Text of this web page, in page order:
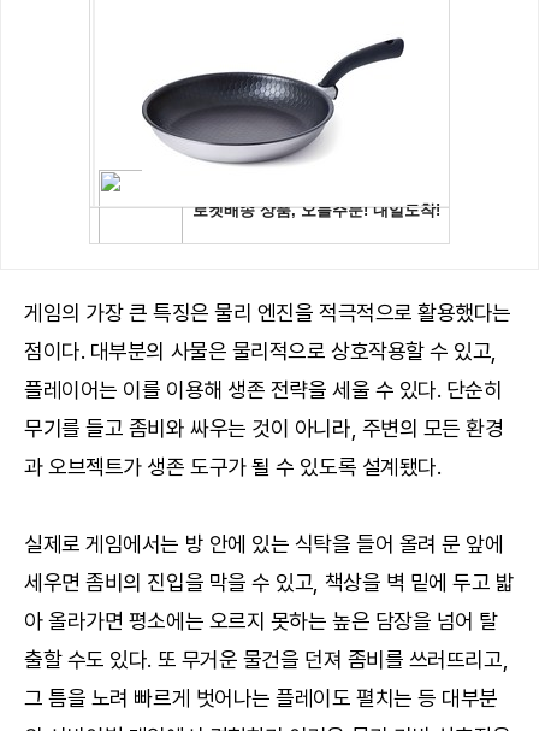
게임의 가장 큰 특징은 물리 엔진을 적극적으로 활용했다는
점이다. 대부분의 사물은 물리적으로 상호작용할 수 있고,
플레이어는 이를 이용해 생존 전략을 세울 수 있다. 단순히
무기를 들고 좀비와 싸우는 것이 아니라, 주변의 모든 환경
과 오브젝트가 생존 도구가 될 수 있도록 설계됐다.
실제로 게임에서는 방 안에 있는 식탁을 들어 올려 문 앞에
세우면 좀비의 진입을 막을 수 있고, 책상을 벽 밑에 두고 밟
아 올라가면 평소에는 오르지 못하는 높은 담장을 넘어 탈
출할 수도 있다. 또 무거운 물건을 던져 좀비를 쓰러뜨리고,
그 틈을 노려 빠르게 벗어나는 플레이도 펼치는 등 대부분